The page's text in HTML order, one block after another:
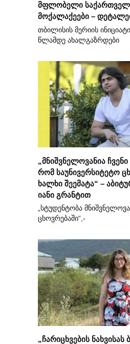
მფლობელი
მოქალაქეები –
თბილისის მერიის
წლამდე ახალგაზრდები
„მნიშვნელოვანია ჩვენი
რომ საუნივერსიტეტო
ხალხი შეემატა“ –
იანი გრანტით
„სტუდენტობა
ცხოვრებაში“,-
„ჩარიცხვების ნახვისას